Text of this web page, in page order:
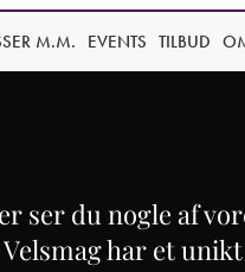
M.M. EVENTS TILBUD
ser du nogle af
har et